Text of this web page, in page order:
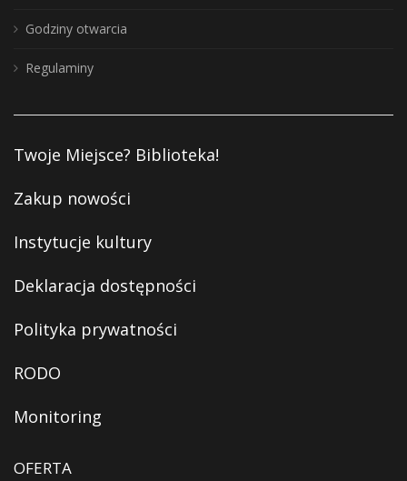
Godziny otwarcia
Regulaminy
Twoje Miejsce? Biblioteka!
Zakup nowości
Instytucje kultury
Deklaracja dostępności
Polityka prywatności
RODO
Monitoring
OFERTA